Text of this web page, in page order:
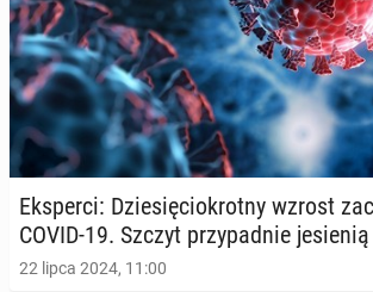
Eks­per­ci: Dzie­się­cio­krot­ny wzrost
COVID-19. Szczyt przy­pad­nie je­sie­nią
22 lipca 2024, 11:00